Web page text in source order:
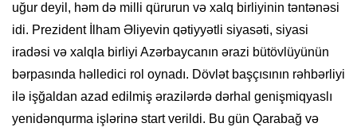
uğur deyil, həm də milli qürurun və xalq birliyinin təntənəsi
idi. Prezident İlham Əliyevin qətiyyətli siyasəti, siyasi
iradəsi və xalqla birliyi Azərbaycanın ərazi bütövlüyünün
bərpasında həlledici rol oynadı. Dövlət başçısının rəhbərliyi
ilə işğaldan azad edilmiş ərazilərdə dərhal genişmiqyaslı
yenidənqurma işlərinə start verildi. Bu gün Qarabağ və